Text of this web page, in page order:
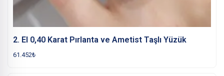
2. El 0,40 Karat Pırlanta ve Ametist Taşlı Yüzük
61.452₺